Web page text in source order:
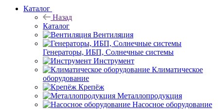
Каталог
Назад
Каталог
Вентиляция
Генераторы, ИБП, Солнечные системы
Инструмент
Климатическое
оборудование
Крепёж
Металлопродукция
Насосное оборудование